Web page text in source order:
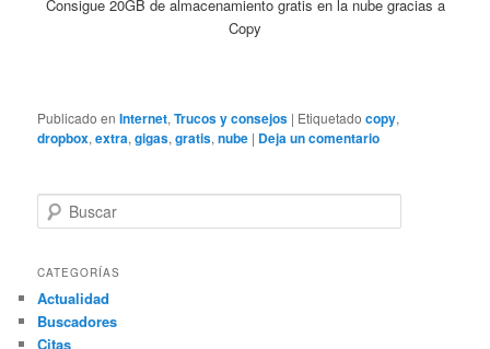
Consigue 20GB de almacenamiento gratis en la nube gracias a
Copy
Publicado en Internet,Trucos y consejos | Etiquetado copy,
dropbox,extra,gigas,gratis,nube | Deja un comentario
u
c
r
CATEGORÍAS
Actualidad
Buscadores
Citas